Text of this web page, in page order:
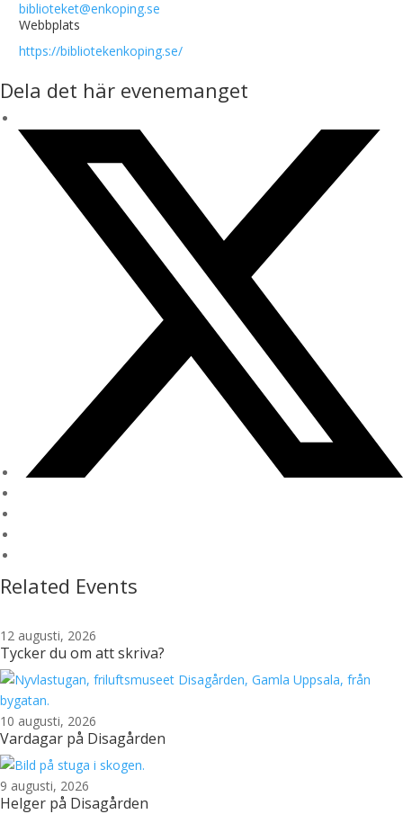
biblioteket@enkoping.se
Webbplats
https://bibliotekenkoping.se/
Dela det här evenemanget
Related Events
12 augusti, 2026
Tycker du om att skriva?
10 augusti, 2026
Vardagar på Disagården
9 augusti, 2026
Helger på Disagården